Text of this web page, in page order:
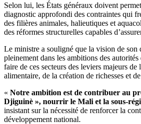
Selon lui, les États généraux doivent
diagnostic approfondi des contraintes qui
des filières animales, halieutiques et
des réformes structurelles capables
Le ministre a souligné que la vision de son
pleinement dans les ambitions des
faire de ces secteurs des leviers majeurs de
alimentaire, de la création de richesses et
« Notre ambition est de contribuer au
Djiguinè », nourrir le Mali et la sous-
insistant sur la nécessité de renforcer la
développement national.